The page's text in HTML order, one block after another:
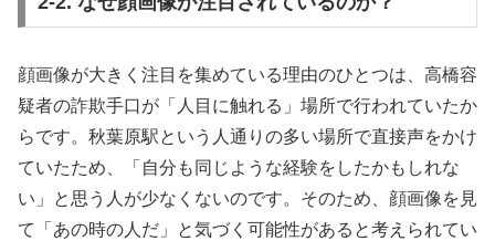
顔画像が大きく注目を集めている理由のひとつは、高橋容
疑者の詐欺手口が「人目に触れる」場所で行われていたか
らです。秋葉原駅という人通りの多い場所で直接声をかけ
ていたため、「自分も同じような経験をしたかもしれな
い」と思う人が少なくないのです。そのため、顔画像を見
て「あの時の人だ」と気づく可能性があると考えられてい